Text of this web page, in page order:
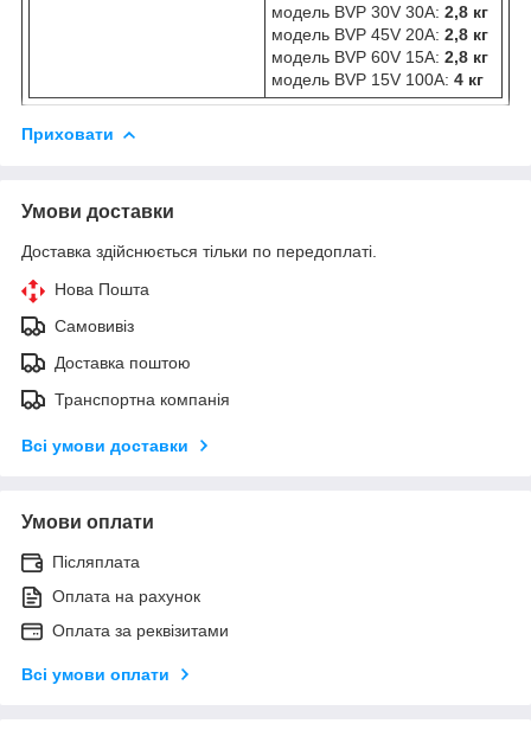
модель BVP 30V 30A: 2,8 кг
модель BVP 45V 20A: 2,8 кг
модель BVP 60V 15A: 2,8 кг
модель BVP 15V 100A: 4 кг
Приховати
Умови доставки
Доставка здійснюється тільки по передоплаті.
Нова Пошта
Самовивіз
Доставка поштою
Транспортна компанія
Всі умови доставки
Умови оплати
Післяплата
Оплата на рахунок
Оплата за реквізитами
Всі умови оплати